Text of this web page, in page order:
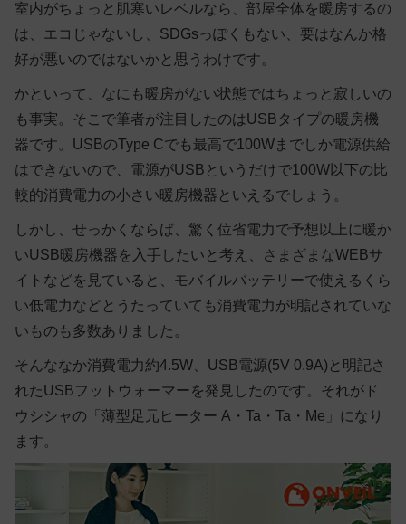
室内がちょっと肌寒いレベルなら、部屋全体を暖房するの
は、エコじゃないし、SDGsっぽくもない、要はなんか格
好が悪いのではないかと思うわけです。
かといって、なにも暖房がない状態ではちょっと寂しいの
も事実。そこで筆者が注目したのはUSBタイプの暖房機
器です。USBのType Cでも最高で100Wまでしか電源供給
はできないので、電源がUSBというだけで100W以下の比
較的消費電力の小さい暖房機器といえるでしょう。
しかし、せっかくならば、驚く位省電力で予想以上に暖か
いUSB暖房機器を入手したいと考え、さまざまなWEBサ
イトなどを見ていると、モバイルバッテリーで使えるくら
い低電力などとうたっていても消費電力が明記されていな
いものも多数ありました。
そんななか消費電力約4.5W、USB電源(5V 0.9A)と明記さ
れたUSBフットウォーマーを発見したのです。それがド
ウシシャの「薄型足元ヒーター A・Ta・Ta・Me」になり
ます。